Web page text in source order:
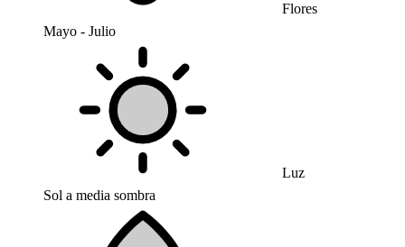
Flores
Mayo - Julio
Luz
Sol a media sombra